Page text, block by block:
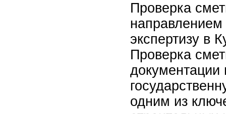
Проверка
направлением
экспертизу в
Проверка
одним из